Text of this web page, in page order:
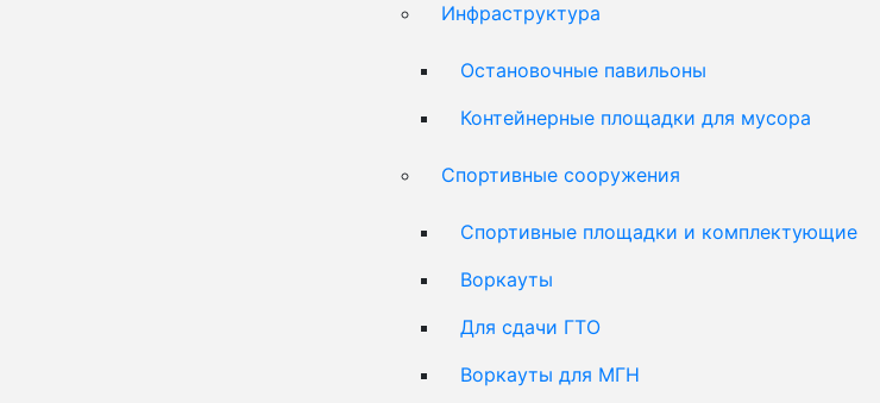
Инфраструктура
Остановочные павильоны
Контейнерные площадки для мусора
Спортивные сооружения
Спортивные площадки и комплектующие
Воркауты
Для сдачи ГТО
Воркауты для МГН